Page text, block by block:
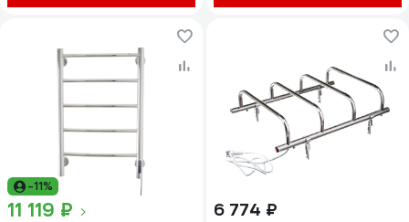
-11%
11 119 ₽ 6 774 ₽